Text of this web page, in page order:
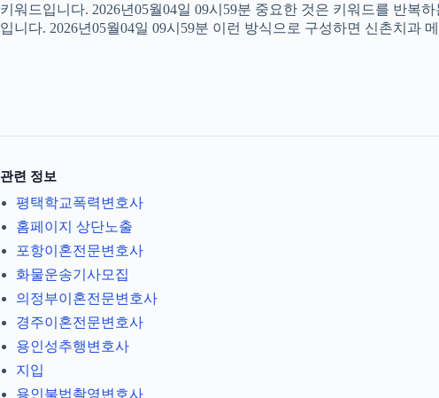
키워드입니다. 2026년05월04일 09시59분 중요한 것은 키워드를 반복
입니다. 2026년05월04일 09시59분 이런 방식으로 구성하면 신촌치과
관련 정보
평택학교폭력변호사
홈페이지 상단노출
포항이혼전문변호사
화물운송기사모집
의정부이혼전문변호사
경주이혼전문변호사
용인성추행변호사
지입
용인불법촬영변호사